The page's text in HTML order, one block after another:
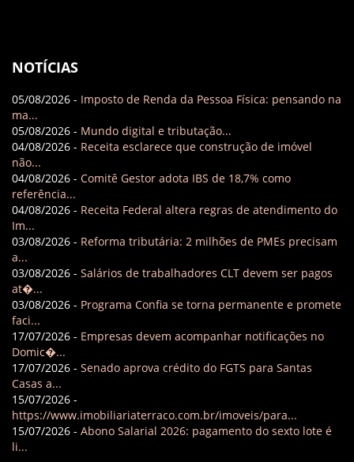
NOTÍCIAS
05/08/2026 - Imposto de Renda da Pessoa Física: pensando na
ma...
05/08/2026 - Mundo digital e tributação...
04/08/2026 - Receita esclarece que construção de imóvel
não...
04/08/2026 - Comitê Gestor adota IBS de 18,7% como
referência...
04/08/2026 - Receita Federal altera regras de atendimento do
Im...
03/08/2026 - Reforma tributária: 2 milhões de PMEs precisam
a...
03/08/2026 - Salários de trabalhadores CLT devem ser pagos
at�...
03/08/2026 - Programa Confia se torna permanente e promete
faci...
17/07/2026 - Empresas devem acompanhar notificações no
Domic�...
17/07/2026 - Senado aprova crédito do FGTS para Santas
Casas a...
15/07/2026 -
https://www.imobiliariaterraco.com.br/imoveis/para...
15/07/2026 - Abono Salarial 2026: pagamento do sexto lote é
li...